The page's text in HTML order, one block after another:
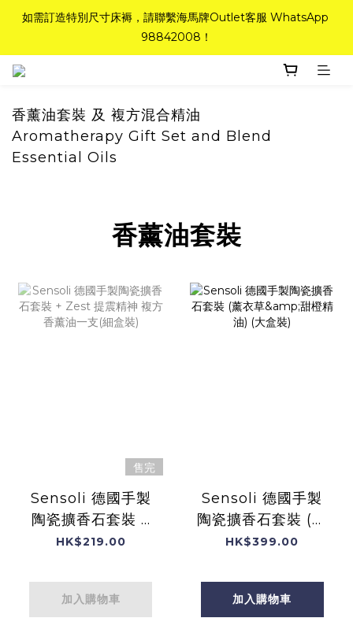
如需訂造特別尺寸床褥，請聯繫海馬牌Outlet客服 WhatsApp
98842008！
如需訂造特別尺寸床褥，請聯繫海馬牌Outlet客服 WhatsApp
98842008！
Top-Tier Quality系列床褥82折(新永久記憶床褥 及 健康記憶床
粉紅水晶床褥，立即搶購，享6折優惠！
香薰油套裝 及 複方混合精油
Aromatherapy Gift Set and Blend
Essential Oils
香薰油套裝
售完
Sensoli 德國手製
陶瓷擴香石套裝 +
Zest 提震精神 複
裝)
HK$219.00
加入購物車
Sensoli 德國手製
陶瓷擴香石套裝 (薰
衣草&甜橙精油) (大
HK$399.00
加入購物車